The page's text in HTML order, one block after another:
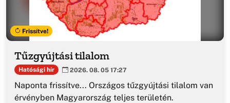
Frissítve!
Tűzgyújtási tilalom
Hatósági hír 2026. 08. 05 17:27
Naponta frissítve... Országos tűzgyújtási tilalom van
érvényben Magyarország teljes területén.